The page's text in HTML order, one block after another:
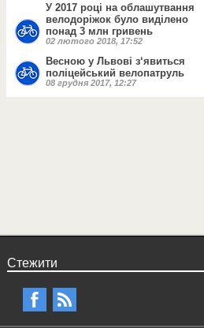
У 2017 році на облашутвання
велодоріжок було виділено
понад 3 млн гривень
02 лютого 2018, 17:52
Весною у Львові з‘явиться
поліцейський велопатруль
08 грудня 2017, 12:27
Стежити